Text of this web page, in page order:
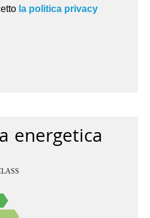
la politica privacy
energetica